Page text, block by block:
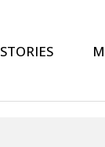
STORIES